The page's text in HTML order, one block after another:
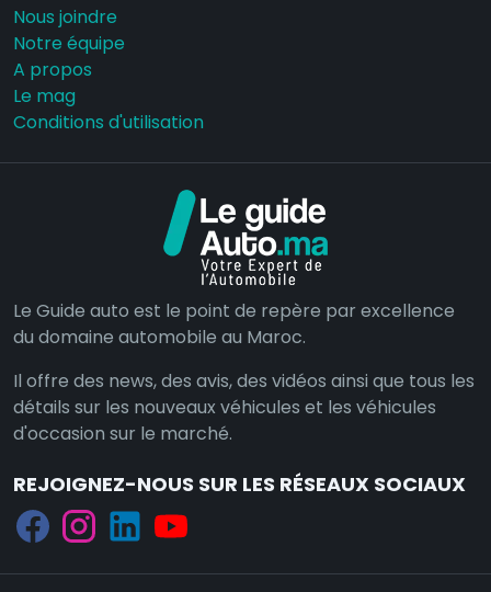
Nous joindre
Notre équipe
A propos
Le mag
Conditions d'utilisation
Le Guide auto est le point de repère par excellence
du domaine automobile au Maroc.
Il offre des news, des avis, des vidéos ainsi que tous les
détails sur les nouveaux véhicules et les véhicules
d'occasion sur le marché.
REJOIGNEZ-NOUS SUR LES RÉSEAUX SOCIAUX